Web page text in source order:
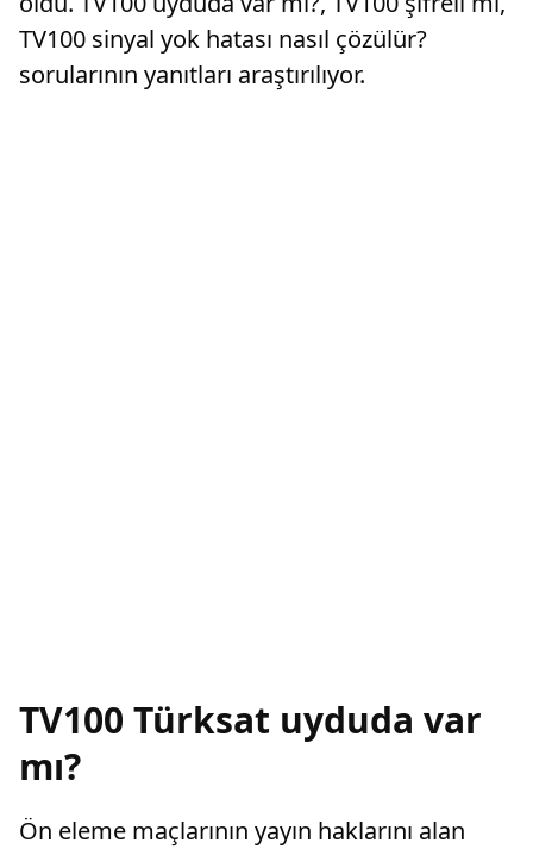
TV100 sinyal yok hatası nasıl çözülür?
sorularının yanıtları araştırılıyor.
TV100 Türksat uyduda var
mı?
Ön eleme maçlarının yayın haklarını alan